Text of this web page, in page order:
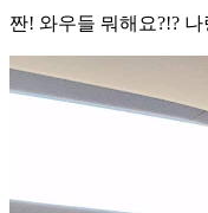
짠! 와우들 뭐해요?!?